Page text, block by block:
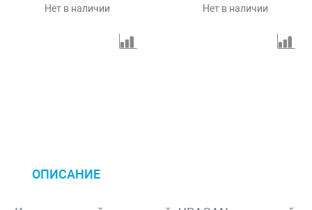
Нет в наличии Нет в наличии
ОПИСАНИЕ